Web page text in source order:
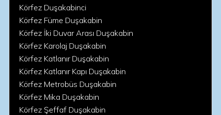
Körfez Duşakabinci
Körfez Füme Duşakabin
Körfez İki Duvar Arası Duşakabin
Körfez Karolaj Duşakabin
Körfez Katlanır Duşakabin
Körfez Katlanır Kapı Duşakabin
Körfez Metrobüs Duşakabin
Körfez Mika Duşakabin
Körfez Şeffaf Duşakabin